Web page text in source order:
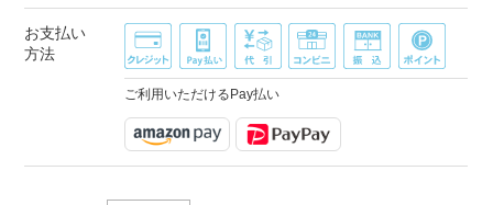
お支払い
方法
ご利用いただけるPay払い